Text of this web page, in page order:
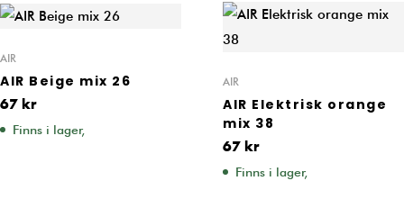
AIR
AIR Beige mix 26
67 kr
Finns i lager,
AIR
AIR Elektrisk orange
mix 38
67 kr
Finns i lager,